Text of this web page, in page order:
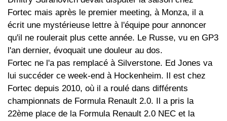
Fortec mais après le premier meeting, à Monza, il a
écrit une mystérieuse lettre à l'équipe pour annoncer
qu'il ne roulerait plus cette année. Le Russe, vu en GP3
l'an dernier, évoquait une douleur au dos.
Fortec ne l'a pas remplacé à Silverstone. Ed Jones va
lui succéder ce week-end à Hockenheim. Il est chez
Fortec depuis 2010, où il a roulé dans différents
championnats de Formula Renault 2.0. Il a pris la
22ème place de la Formula Renault 2.0 NEC et la